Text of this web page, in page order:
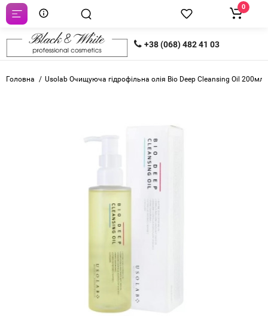
+38 (068) 482 41 03
0
Головна Usolab Очищуюча гідрофільна олія Bio Deep Cleansing Oil 200мл